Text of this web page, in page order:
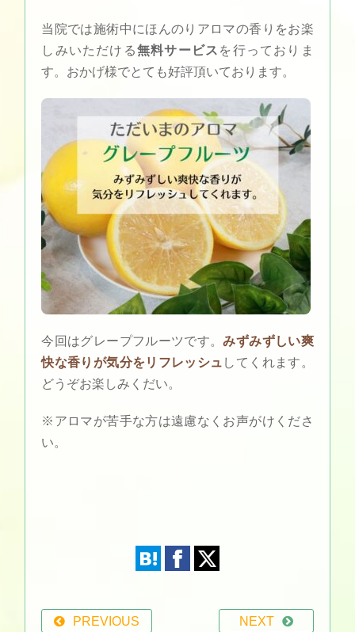
当院では施術中にほんのりアロマの香りをお楽
しみいただける無料サービス を行っておりま
す。おかげ様でとても好評頂いております。
今回はグレープフルーツです。みずみずしい爽
快な香りが気分をリフレッシュ してくれます。
どうぞお楽しみくだい。
※アロマが苦手な方は遠慮なくお声がけくださ
い。
PREVIOUS NEXT